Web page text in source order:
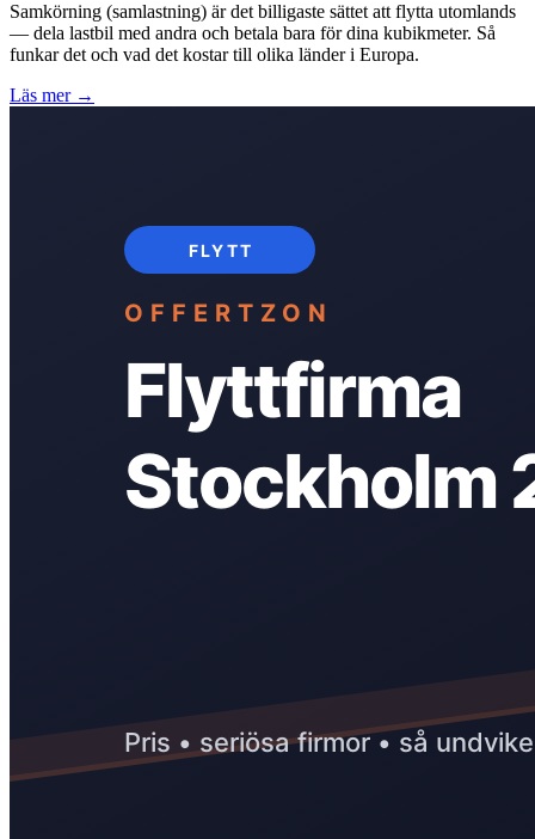
Samkörning (samlastning) är det billigaste sättet att flytta utomlands
— dela lastbil med andra och betala bara för dina kubikmeter. Så
funkar det och vad det kostar till olika länder i Europa.
Läs mer →